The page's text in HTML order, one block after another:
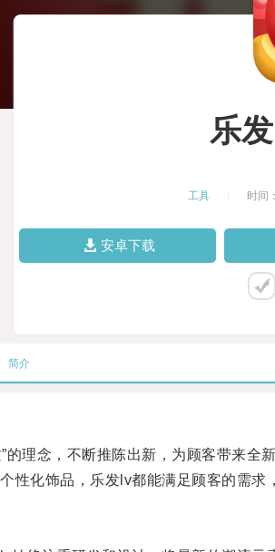
乐
工具 时间
安卓下载
简介
理念，不断推陈出新，为顾客带来全新
化饰品，乐发lv都能满足顾客的需求